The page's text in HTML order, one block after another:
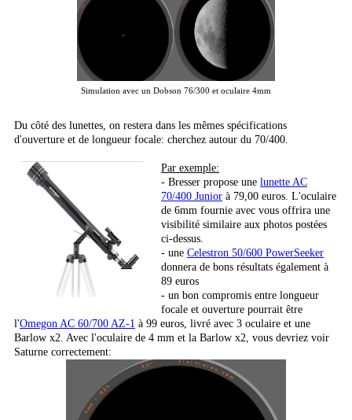
Simulation avec un Dobson 76/300 et oculaire 4mm
Du côté des lunettes, on restera dans les mêmes spécifications
d'ouverture et de longueur focale: cherchez autour du 70/400.
Par exemple:
- Bresser propose une lunette AC
70/400 Junior à 79,00 euros. L'oculaire
de 6mm fournie avec vous offrira une
visibilité similaire aux photos postées
ci-dessus.
- une Celestron 50/600 PowerSeeker
donnera de bons résultats également à
89 euros
- un bon compromis entre longueur
focale et ouverture pourrait être
l'Omegon AC 60/700 AZ-1 à 99 euros, livré avec 3 oculaire et une
Barlow x2. Avec l'oculaire de 4 mm et la Barlow x2, vous devriez voir
Saturne correctement: